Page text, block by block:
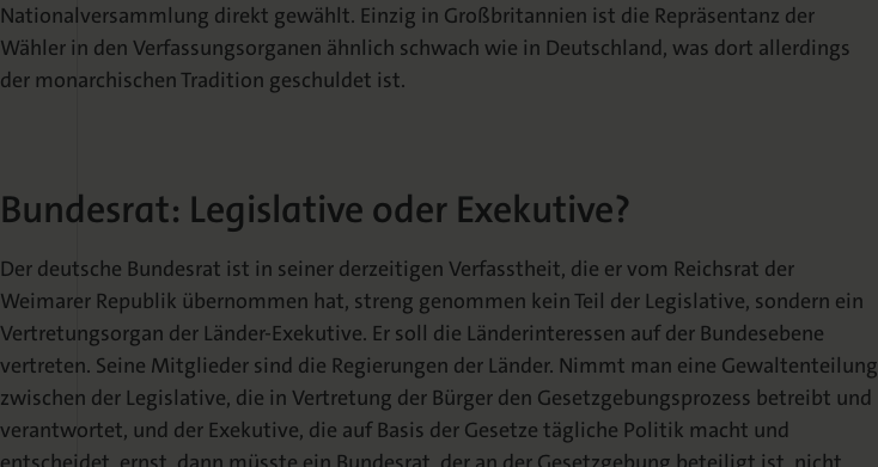
Nationalversammlung direkt gewählt. Einzig in Großbritannien ist die Repräsentanz der
Wähler in den Verfassungsorganen ähnlich schwach wie in Deutschland, was dort allerdings
der monarchischen Tradition geschuldet ist.
Bundesrat: Legislative oder Exekutive?
Der deutsche Bundesrat ist in seiner derzeitigen Verfasstheit, die er vom Reichsrat der
Weimarer Republik übernommen hat, streng genommen kein Teil der Legislative, sondern ein
Vertretungsorgan der Länder-Exekutive. Er soll die Länderinteressen auf der Bundesebene
vertreten. Seine Mitglieder sind die Regierungen der Länder. Nimmt man eine Gewaltenteilung
zwischen der Legislative, die in Vertretung der Bürger den Gesetzgebungsprozess betreibt und
verantwortet, und der Exekutive, die auf Basis der Gesetze tägliche Politik macht und